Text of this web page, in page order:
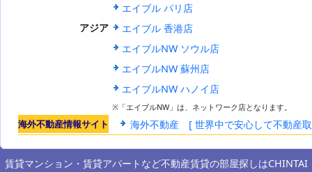
エイブル パリ店
アジア
エイブル 香港店
エイブルNW ソウル店
エイブルNW 蘇州店
エイブルNW ハノイ店
※「エイブルNW」は、ネットワーク店となります。
海外不動産情報サイト 海外不動産 [ 世界中で安心して不動産
賃貸マンション・賃貸アパートなど不動産賃貸の部屋探しはCHINTAI